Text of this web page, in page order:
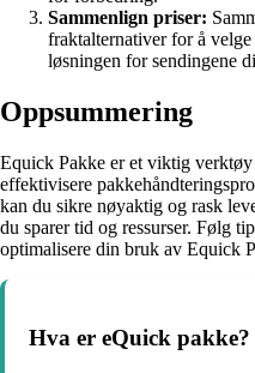
Sammenlign priser:
fraktalternativer for å
løsningen for sendingene
Oppsummering
Equick Pakke er et viktig
effektivisere
kan du sikre nøyaktig og rask
du sparer tid og ressurser. Følg
optimalisere din bruk av Equick
Hva er eQuick pakke?